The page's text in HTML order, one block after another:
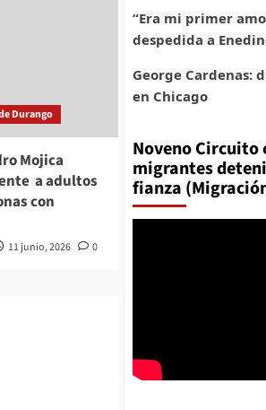
Durango
Mojica
a adultos
con
11 junio, 2026 0
“Era mi primer
despedida a
George Cardenas:
en Chicago
Noveno Circuito
migrantes
fianza